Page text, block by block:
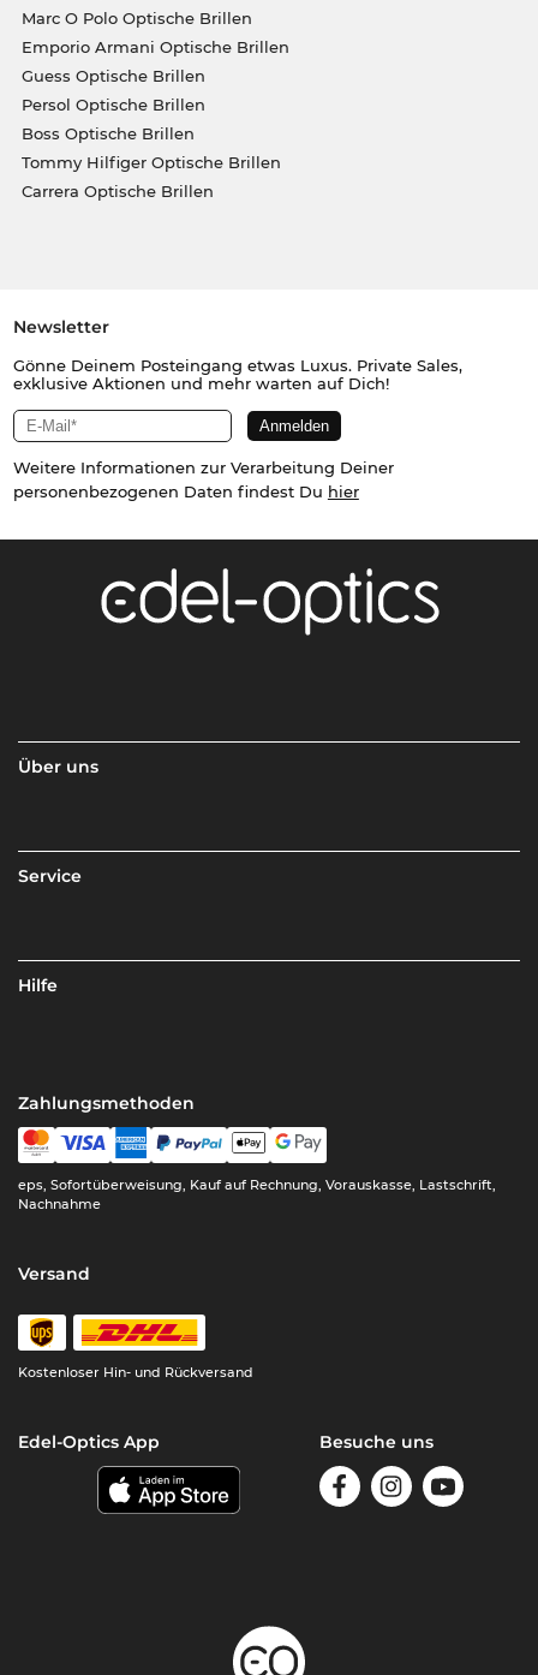
Marc O Polo Optische Brillen
Emporio Armani Optische Brillen
Guess Optische Brillen
Persol Optische Brillen
Boss Optische Brillen
Tommy Hilfiger Optische Brillen
Carrera Optische Brillen
Newsletter
Gönne Deinem Posteingang etwas Luxus. Private Sales,
exklusive Aktionen und mehr warten auf Dich!
Weitere Informationen zur Verarbeitung Deiner
personenbezogenen Daten findest Du hier
Über uns
Service
Hilfe
Zahlungsmethoden
eps, Sofortüberweisung, Kauf auf Rechnung, Vorauskasse, Lastschrift,
Nachnahme
Versand
Kostenloser Hin- und Rückversand
Edel-Optics App Besuche uns